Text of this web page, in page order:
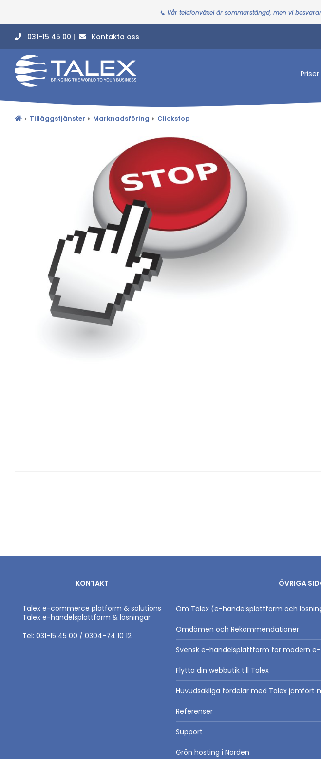
📞 Vår telefonväxel är sommarstängd, men vi
031-15 45 00 | Kontakta oss
Priser
Tilläggstjänster Marknadsföring Clickstop
KONTAKT
Talex e-commerce platform & solutions
Talex e-handelsplattform & lösningar
Tel: 031-15 45 00 / 0304-74 10 12
ÖVRIGA
Om Talex (e-handelsplattform och
Omdömen och Rekommendationer
Svensk e-handelsplattform för modern
Flytta din webbutik till Talex
Huvudsakliga fördelar med Talex jämfört
Referenser
Support
Grön hosting i Norden